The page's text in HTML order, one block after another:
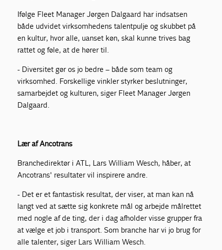
Ifølge Fleet Manager Jørgen Dalgaard har indsatsen
både udvidet virksomhedens talentpulje og skubbet på
en kultur, hvor alle, uanset køn, skal kunne trives bag
rattet og føle, at de hører til.
- Diversitet gør os jo bedre – både som team og
virksomhed. Forskellige vinkler styrker beslutninger,
samarbejdet og kulturen, siger Fleet Manager Jørgen
Dalgaard.
Lær af Ancotrans
Branchedirektør i ATL, Lars William Wesch, håber, at
Ancotrans' resultater vil inspirere andre.
- Det er et fantastisk resultat, der viser, at man kan nå
langt ved at sætte sig konkrete mål og arbejde målrettet
med nogle af de ting, der i dag afholder visse grupper fra
at vælge et job i transport. Som branche har vi jo brug for
alle talenter, siger Lars William Wesch.